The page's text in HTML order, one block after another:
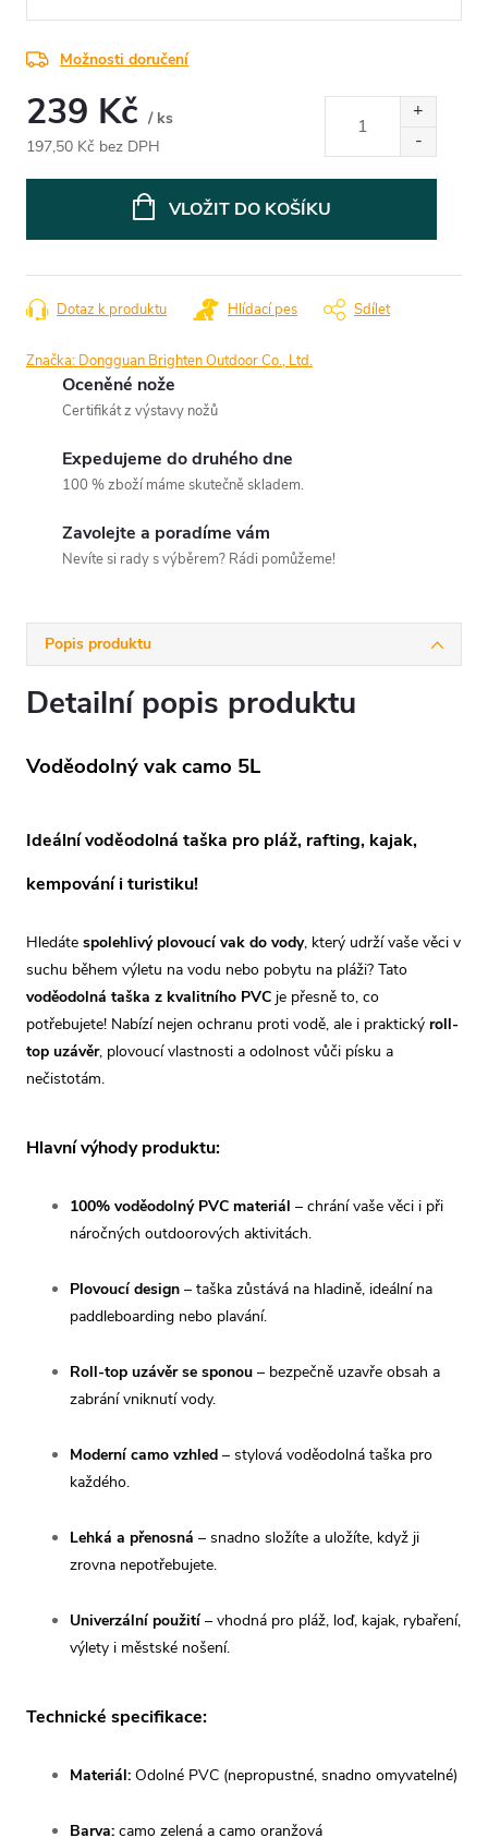
Možnosti doručení
239 Kč / ks
197,50 Kč bez DPH
VLOŽIT DO KOŠÍKU
Dotaz k produktu Hlídací pes Sdílet
Značka: Dongguan Brighten Outdoor Co., Ltd.
Oceněné nože
Certifikát z výstavy nožů
Expedujeme do druhého dne
100 % zboží máme skutečně skladem.
Zavolejte a poradíme vám
Nevíte si rady s výběrem? Rádi pomůžeme!
Popis produktu
Detailní popis produktu
Voděodolný vak camo 5L
Ideální voděodolná taška pro pláž, rafting, kajak,
kempování i turistiku!
Hledáte spolehlivý plovoucí vak do vody, který udrží vaše věci v
suchu během výletu na vodu nebo pobytu na pláži? Tato
voděodolná taška z kvalitního PVC je přesně to, co
potřebujete! Nabízí nejen ochranu proti vodě, ale i praktický roll-
top uzávěr, plovoucí vlastnosti a odolnost vůči písku a
nečistotám.
Hlavní výhody produktu:
100% voděodolný PVC materiál – chrání vaše věci i při
náročných outdoorových aktivitách.
Plovoucí design – taška zůstává na hladině, ideální na
paddleboarding nebo plavání.
Roll-top uzávěr se sponou – bezpečně uzavře obsah a
zabrání vniknutí vody.
Moderní camo vzhled – stylová voděodolná taška pro
každého.
Lehká a přenosná – snadno složíte a uložíte, když ji
zrovna nepotřebujete.
Univerzální použití– vhodná pro pláž, loď, kajak, rybaření,
výlety i městské nošení.
Technické specifikace:
Materiál: Odolné PVC (nepropustné, snadno omyvatelné)
Barva: camo zelená a camo oranžová